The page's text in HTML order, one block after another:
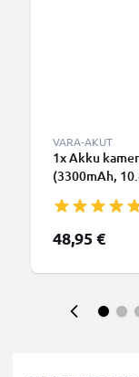
VARA-AKUT
1x Akku
(3300mAh,
48,95 €